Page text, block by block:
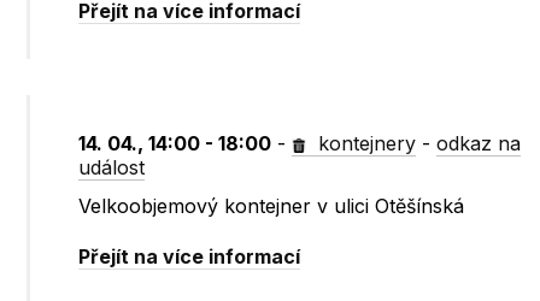
Přejít na více informací
14. 04., 14:00 - 18:00 - kontejnery -odkaz na
událost
Velkoobjemový kontejner v ulici Otěšínská
Přejít na více informací